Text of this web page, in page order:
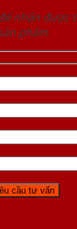
nhận được
phẩm